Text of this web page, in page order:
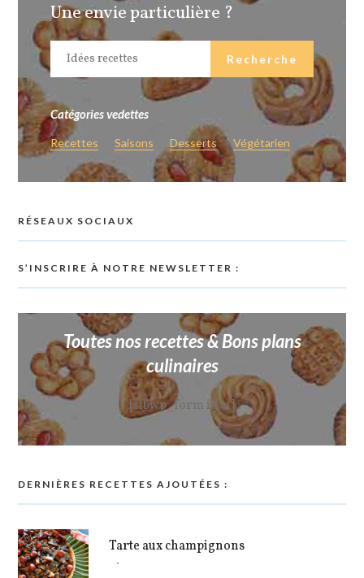
Une envie particulière ?
Catégories vedettes
Recettes Saisons Desserts Végétarien
RÉSEAUX SOCIAUX
S’INSCRIRE À NOTRE NEWSLETTER :
Toutes nos recettes & Bons plans
culinaires
[sibwp_form id=1]
DERNIÈRES RECETTES AJOUTÉES :
Tarte aux champignons